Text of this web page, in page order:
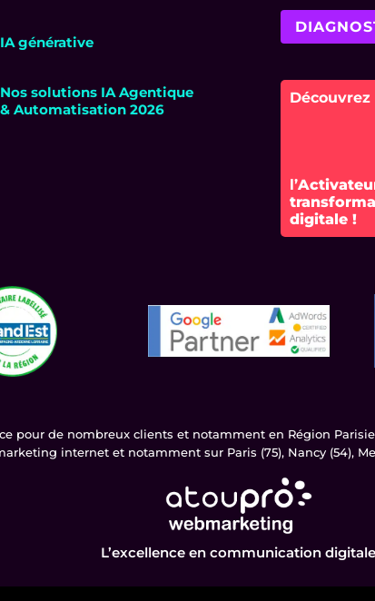
IA générative
Nos solutions IA Agentique
& Automatisation 2026
l’
digitale !
pour de nombreux clients et notamment en Région
internet et notamment sur Paris (75), Nancy (54),
L’excellence en communication digitale